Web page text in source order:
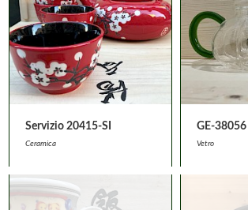
Servizio 20415-SI
Ceramica
GE-38056
Vetro